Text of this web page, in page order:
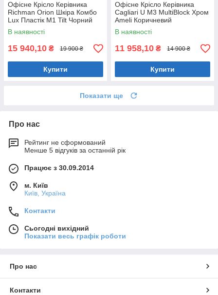
Офісне Крісло Керівника
Richman Orion Шкіра Комбо
Lux Пластік М1 Tilt Чорний
В наявності
15 940,10 ₴ 19 900 ₴
Купити
Офісне Крісло Керівника
Cagliari U М3 MultiBlock Хром
Ameli Коричневий
В наявності
11 958,10 ₴ 14 900 ₴
Купити
Показати ще
Про нас
Рейтинг не сформований
Менше 5 відгуків за останній рік
Працює з 30.09.2014
м. Київ
Київ, Україна
Контакти
Сьогодні вихідний
Показати весь графік роботи
Про нас
Контакти